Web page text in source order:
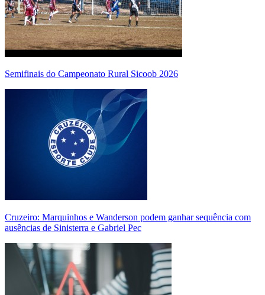
Semifinais do Campeonato Rural Sicoob 2026
Cruzeiro: Marquinhos e Wanderson podem ganhar sequência com
ausências de Sinisterra e Gabriel Pec